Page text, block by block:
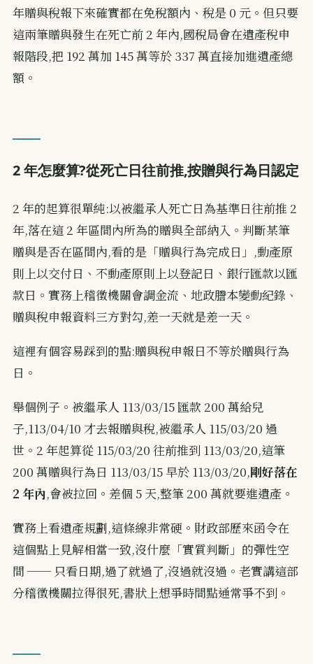
年贈與稅報下來確實都在免稅額內、稅是 0 元。但只要
這兩筆贈與發生在死亡前 2 年內,國稅局會在遺產稅申
報階段,把 192 萬加 145 萬等於 337 萬直接加進遺產總
額。
2 年怎麼算?從死亡日往前推,按贈與行為日認定
2 年的起算很單純:以被繼承人死亡日為基準日往前推 2
年,落在這 2 年區間內所為的贈與全部納入。判斷某筆
贈與是否在區間內,看的是「贈與行為完成日」,動產原
則上以交付日、不動產原則上以登記日、銀行匯款以匯
款日。實務上稽徵機關會調金流、地政謄本變動紀錄、
贈與稅申報資料三方對勾,差一天就是差一天。
這裡有個容易踩到的點:贈與稅申報日不等於贈與行為
日。
舉個例子。被繼承人 113/03/15 匯款 200 萬給兒
子,113/04/10 才去報贈與稅,被繼承人 115/03/20 過
世。2 年起算從 115/03/20 往前推到 113/03/20,這筆
200 萬贈與行為日 113/03/15 早於 113/03/20,剛好落在
2 年內,會被拉回。差個 5 天,整筆 200 萬就要進遺產。
實務上看遺產規劃,這條線非常硬。財政部歷來函令在
這個點上見解相當一致,沒什麼「實質判斷」的彈性空
間 ── 只看日期,過了就過了,沒過就沒過。老實講這部
分稽徵機關拉得很死,書狀上想爭時間點通常爭不到。